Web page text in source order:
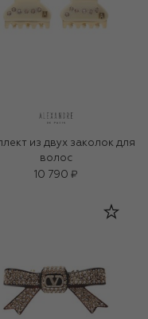
из двух заколок для
волос
10 790 ₽